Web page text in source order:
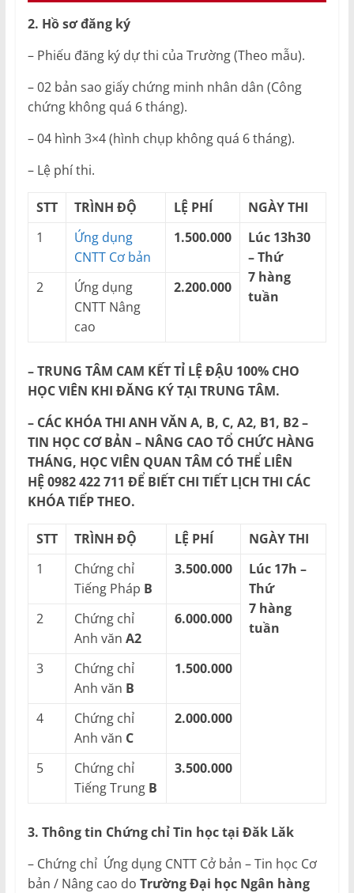
2. Hồ sơ đăng ký
– Phiếu đăng ký dự thi của Trường (Theo mẫu).
– 02 bản sao giấy chứng minh nhân dân (Công
chứng không quá 6 tháng).
– 04 hình 3×4 (hình chụp không quá 6 tháng).
– Lệ phí thi.
STT TRÌNH ĐỘ LỆ PHÍ
NGÀY THI
1
Ứng dụng
CNTT Cơ bản
1.500.000
Lúc 13h30
– Thứ
7 hàng
tuần
2
Ứng dụng
CNTT Nâng
cao
2.200.000
– TRUNG TÂM CAM KẾT TỈ LỆ ĐẬU 100% CHO
HỌC VIÊN KHI ĐĂNG KÝ TẠI TRUNG TÂM.
– CÁC KHÓA THI ANH VĂN A, B, C, A2, B1, B2 –
TIN HỌC CƠ BẢN – NÂNG CAO TỔ CHỨC HÀNG
THÁNG, HỌC VIÊN QUAN TÂM CÓ THỂ LIÊN
HỆ 0982 422 711 ĐỂ BIẾT CHI TIẾT LỊCH THI CÁC
KHÓA TIẾP THEO.
STT TRÌNH ĐỘ LỆ PHÍ
NGÀY THI
1
Chứng chỉ
Tiếng Pháp B
3.500.000
Lúc 17h –
Thứ
7 hàng
tuần
2
Chứng chỉ
Anh văn A2
6.000.000
3
Chứng chỉ
Anh văn B
1.500.000
4
Chứng chỉ
Anh văn C
2.000.000
5
Chứng chỉ
Tiếng TrungB
3.500.000
3. Thông tin Chứng chỉ Tin học tại Đăk Lăk
– Chứng chỉ Ứng dụng CNTT Cở bản – Tin học Cơ
bản / Nâng cao do Trường Đại học Ngân hàng